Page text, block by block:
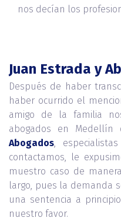
nos decían los
Juan Estrada y
Después de haber
haber ocurrido el
amigo de la familia
abogados en
Abogados,
contactamos, le
muestro caso de
largo, pues la demanda
una sentencia a
nuestro favor.